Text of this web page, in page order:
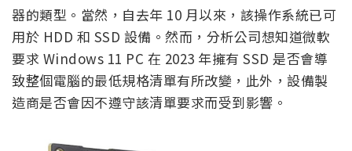
器的類型。當然，自去年 10 月以來，該操作系統已可
用於 HDD 和 SSD 設備。然而，分析公司想知道微軟
要求 Windows 11 PC 在 2023 年擁有 SSD 是否會導
致整個電腦的最低規格清單有所改變，此外，設備製
造商是否會因不遵守該清單要求而受到影響。